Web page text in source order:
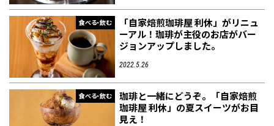
ランチ その他
その他
その他
その他
食べる・飲む
「自家焙煎珈琲屋 利休」がリニュ
ーアル！珈琲が主役のお店がバー
ジョンアップしました。
2022.5.26
食べる・飲む
珈琲と一緒にどうぞ。「自家焙煎
珈琲屋 利休」の夏スイーツがお目
見え！